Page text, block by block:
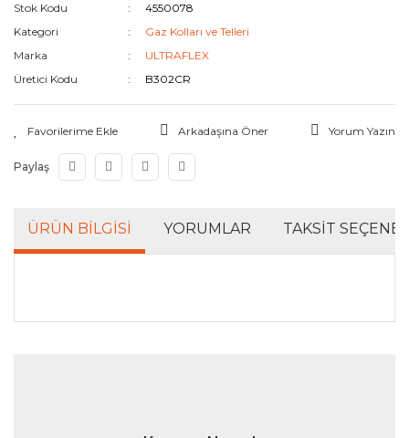
Stok Kodu
4550078
Kategori
Gaz Kolları ve Telleri
Marka
ULTRAFLEX
Üretici Kodu
B302CR
Arkadaşına Öner Yorum Yazın
Paylaş
ÜRÜN BILGISI YORUMLAR TAKSIT
Bu ürünün fiyat bilgisi, resim, ürün açıklamalarında ve